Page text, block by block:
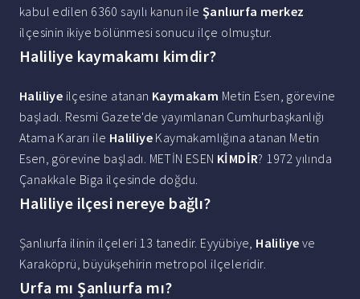
kabul edilen 6360 sayılı kanun ile Şanlıurfa merkez
ilçesinin ikiye bölünmesi sonucu ilçe olmuştur.
Haliliye kaymakamı kimdir?
Haliliye ilçesine atanan Kaymakam Metin Esen, görevine
başladı. Resmi Gazete'de yayımlanan Cumhurbaşkanlığı
Atama Kararı ile Haliliye Kaymakamlığına atanan Metin
Esen, görevine başladı. METİN ESEN KİMDİR? 1972 yılında
Çanakkale Biga ilçesinde doğdu.
Haliliye ilçesi nereye bağlı?
Şanlıurfa ilinin ilçeleri 13 tanedir. Eyyübiye, Haliliye ve
Karaköprü, büyükşehirin metropol ilçeleridir.
Urfa mı Şanlıurfa mı?